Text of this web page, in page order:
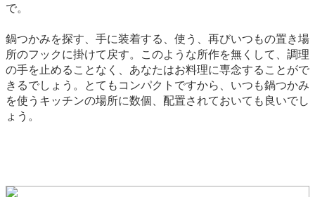
で。
鍋つかみを探す、手に装着する、使う、再びいつもの置き場
所のフックに掛けて戻す。このような所作を無くして、調理
の手を止めることなく、あなたはお料理に専念することがで
きるでしょう。とてもコンパクトですから、いつも鍋つかみ
を使うキッチンの場所に数個、配置されておいても良いでし
ょう。